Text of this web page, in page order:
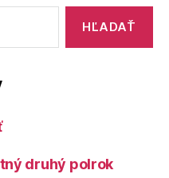
druhý polrok